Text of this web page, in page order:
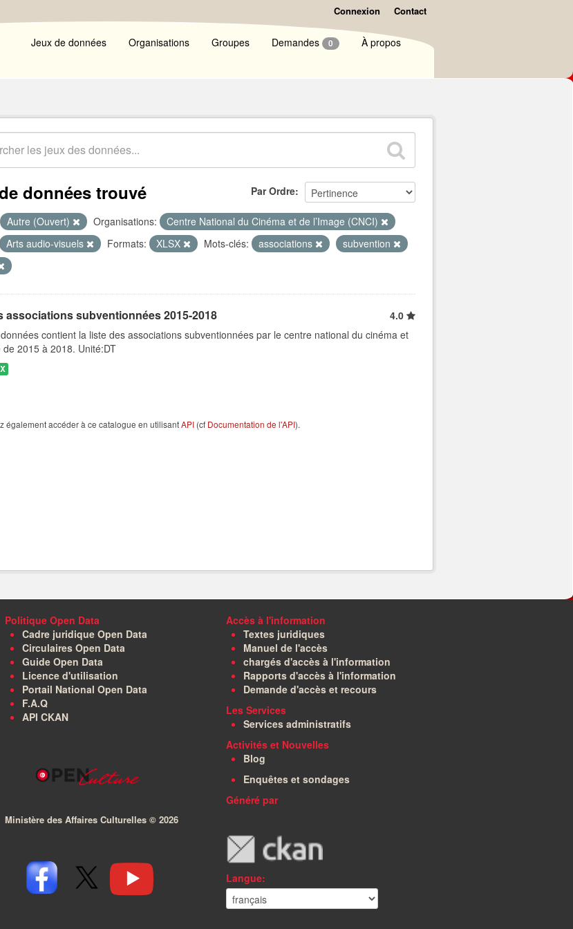
Connexion Contact
Jeux de données Organisations Groupes Demandes 0 À propos
Par Ordre
données trouvé
Autre (Ouvert) Organisations:
Centre National du Cinéma et de l’Image (CNCI)
Arts audio-visuels Formats: XLSX Mots-clés: associations
subvention
associations subventionnées 2015-2018
4.0
contient la liste des associations subventionnées par le centre national du cinéma et
2015 à 2018. Unité:DT
également accéder à ce catalogue en utilisantAPI (cf Documentation de l'API).
Politique Open Data
Cadre juridique Open Data
Circulaires Open Data
Guide Open Data
Licence d'utilisation
Portail National Open Data
F.A.Q
API CKAN
Ministère des Affaires Culturelles © 2026
Accès à l'information
Textes juridiques
Manuel de l'accès
chargés d'accès à l'information
Rapports d'accès à l'information
Demande d'accès et recours
Les Services
Services administratifs
Activités et Nouvelles
Blog
Enquêtes et sondages
Généré par
Langue